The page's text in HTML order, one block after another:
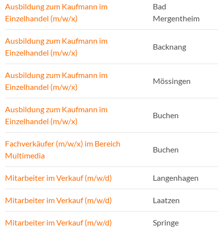
Ausbildung zum Kaufmann im
Einzelhandel (m/w/x)
Bad
Mergentheim
Ausbildung zum Kaufmann im
Einzelhandel (m/w/x)
Backnang
Ausbildung zum Kaufmann im
Einzelhandel (m/w/x)
Mössingen
Ausbildung zum Kaufmann im
Einzelhandel (m/w/x)
Buchen
Fachverkäufer (m/w/x) im Bereich
Multimedia
Buchen
Mitarbeiter im Verkauf (m/w/d) Langenhagen
Mitarbeiter im Verkauf (m/w/d) Laatzen
Mitarbeiter im Verkauf (m/w/d) Springe